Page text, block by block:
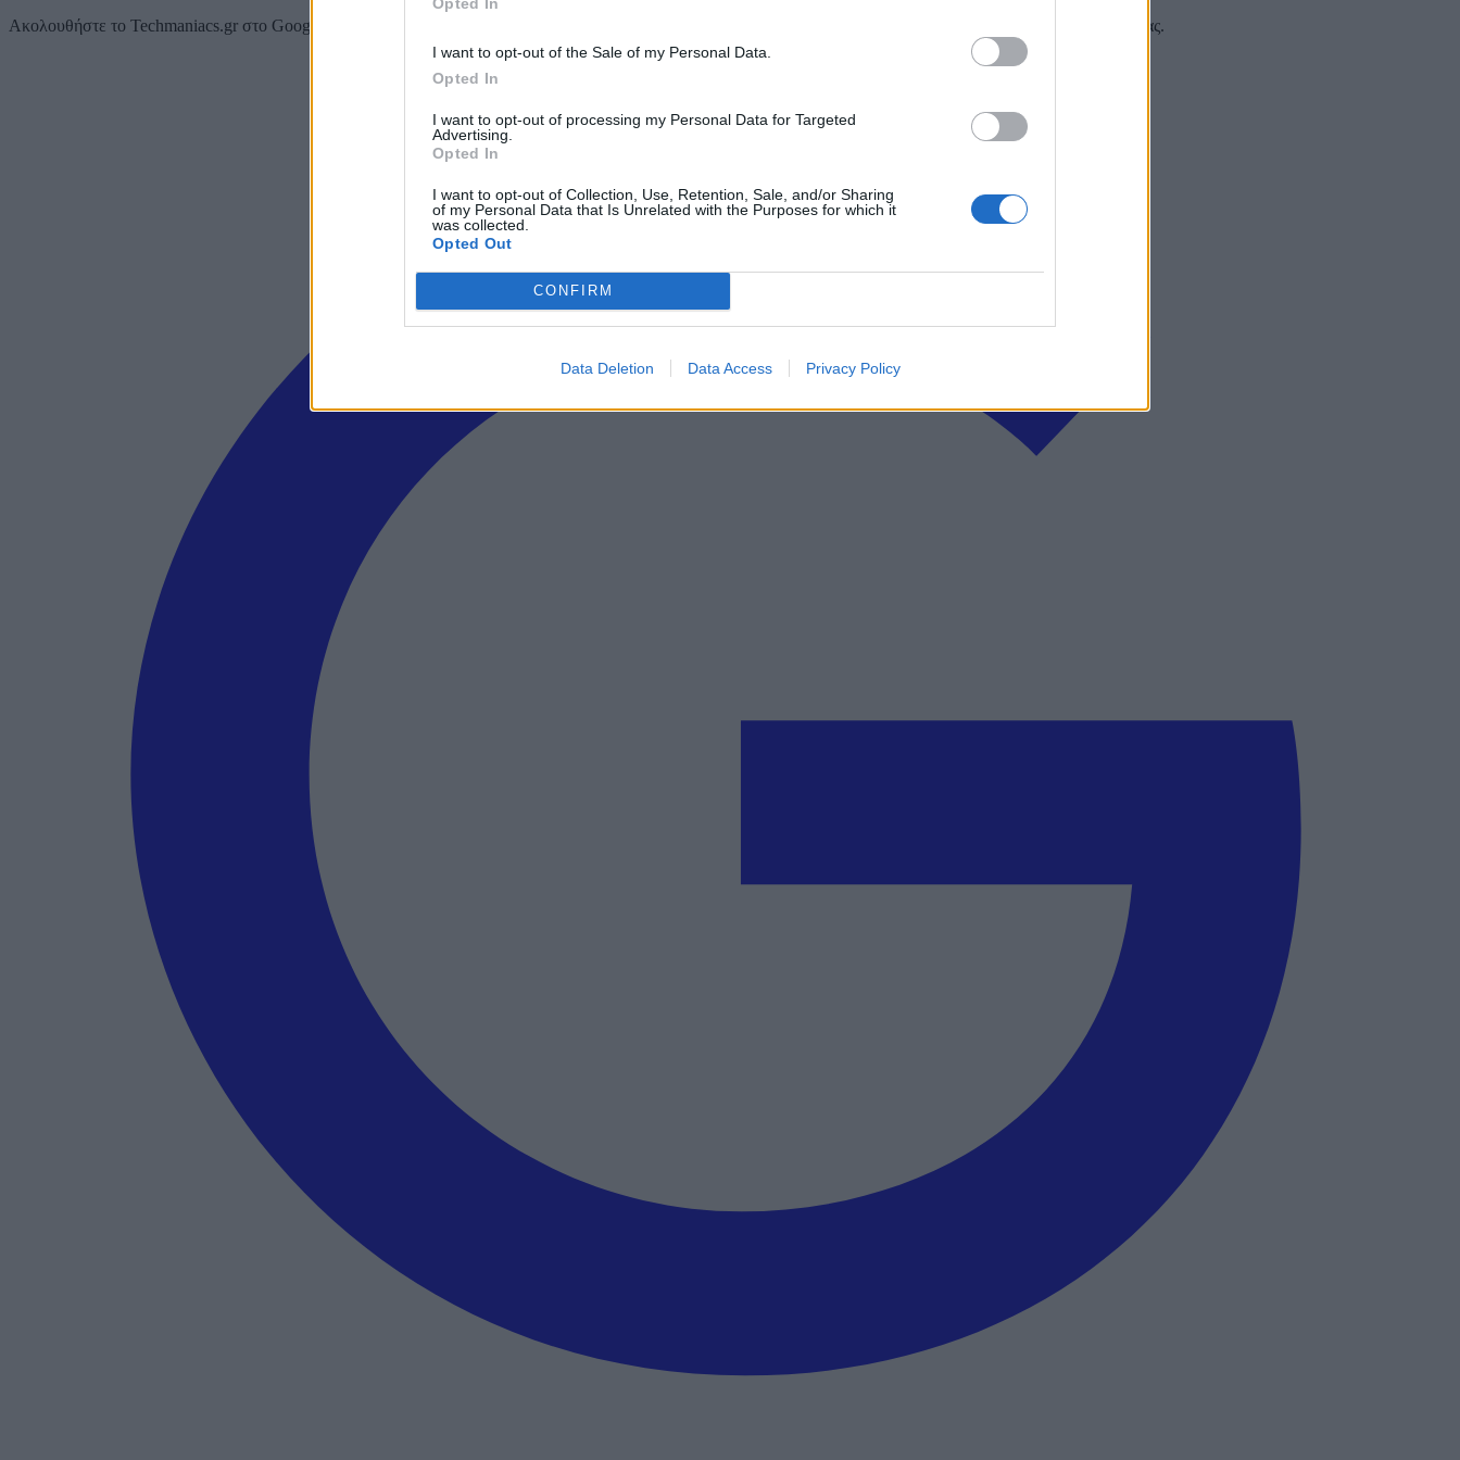
I want to opt-out of the Sale of my Personal Data.
Opted In
I want to opt-out of processing my Personal Data for Targeted
Advertising.
Opted In
I want to opt-out of Collection, Use, Retention, Sale, and/or Sharing
of my Personal Data that Is Unrelated with the Purposes for which it
was collected.
Opted Out
CONFIRM
Data Deletion Data Access Privacy Policy
Ακολουθήστε το Techmaniacs.gr στο Google News για να διαβάζετε πρώτοι όλα τα τεχνολογικά νέα, ή προσθέστε μας στον RSS feed reader και στα social media σας.